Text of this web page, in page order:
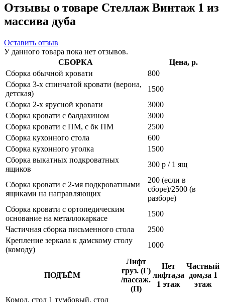
Отзывы о товаре Стеллаж Винтаж 1 из
массива дуба
Оставить отзыв
У данного товара пока нет отзывов.
СБОРКА
Цена, р.
Сборка обычной кровати
800
Сборка 3-х спинчатой кровати (верона,
детская)
1500
Сборка 2-х ярусной кровати
3000
Сборка кровати с балдахином
3000
Сборка кровати с ПМ, с бк ПМ
2500
Сборка кухонного стола
600
Сборка кухонного уголка
1500
Сборка выкатных подкроватных
ящиков
300 р / 1 ящ
Сборка кровати с 2-мя подкроватными
ящиками на направляющих
200 (если в
сборе)/2500 (в
разборе)
Сборка кровати с ортопедическим
основание на металлокаркасе
1500
Частичная сборка письменного стола
2500
Крепление зеркала к дамскому столу
(комоду)
1000
ПОДЪЁМ
Лифт
груз. (Г)
/пассаж.
(П)
Нет
лифта,за
1 этаж
Частный
дом,за 1
этаж
Комод, стол 1 тумбовый, стол